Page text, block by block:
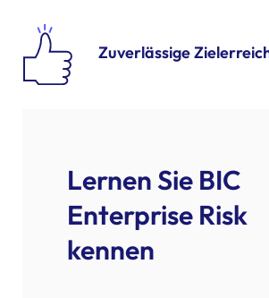
Zuverlässige
Lernen Sie BIC
Enterprise Risk
kennen